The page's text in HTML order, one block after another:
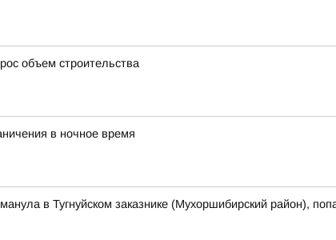
объем строительства
в ночное время
в Тугнуйском заказнике (Мухоршибирский район),